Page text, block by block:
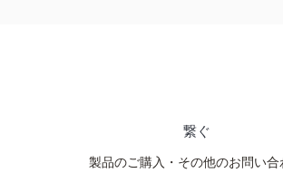
繋ぐ
製品のご購入・その他のお問い合